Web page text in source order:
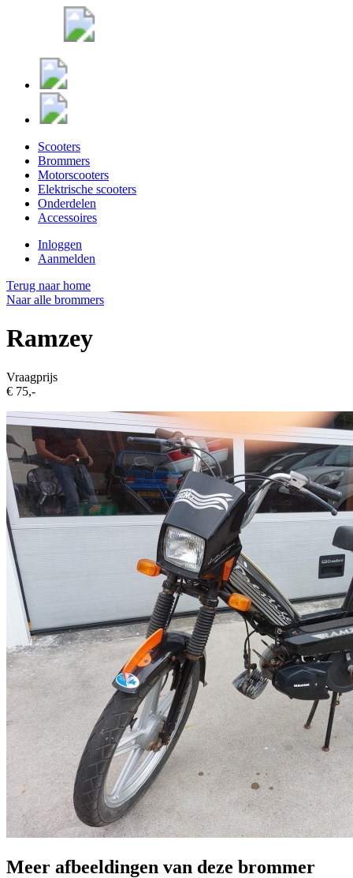
Scooters
Brommers
Motorscooters
Elektrische scooters
Onderdelen
Accessoires
Inloggen
Aanmelden
Terug naar home
Naar alle brommers
Ramzey
Vraagprijs
€ 75,-
Meer afbeeldingen van deze brommer